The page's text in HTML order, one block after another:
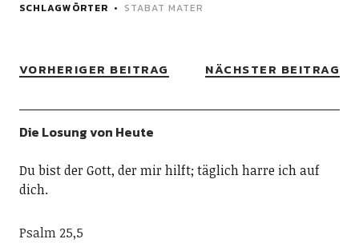
SCHLAGWÖRTER STABAT MATER
VORHERIGER BEITRAG NÄCHSTER BEITRAG
Die Losung von Heute
Du bist der Gott, der mir hilft; täglich harre ich auf
dich.
Psalm 25,5